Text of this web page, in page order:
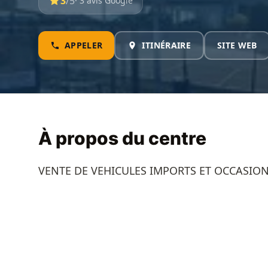
APPELER ITINÉRAIRE SITE WEB
À propos du centre
VENTE DE VEHICULES IMPORTS ET